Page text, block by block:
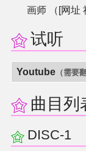
画师 （[网址
试听
Youtube （需要
曲目列
DISC-1